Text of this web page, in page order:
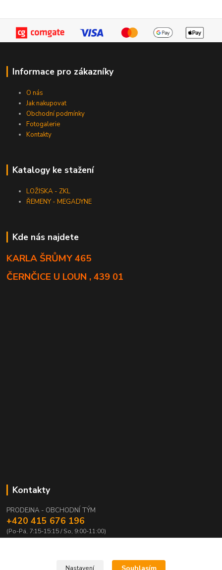
Informace pro zákazníky
O nás
Jak nakupovat
Obchodní podmínky
Fotogalerie
Kontakty
Katalogy ke stažení
LOŽISKA - ZKL
ŘEMENY - MEGADYNE
Kde nás najdete
KARLA ŠRŮMY 465
ČERNČICE U LOUN , 439 01
Kontakty
PRODEJNA - OBCHODNÍ TÝM
+420 415 676 196
(Po-Pá, 7:15-15:15 / So, 9:00-11:00)
Nastavení